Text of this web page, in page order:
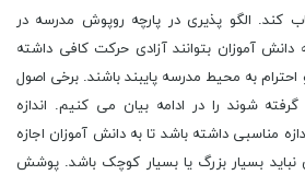
کند. الگو پذیری در پارچه روپوش مدرسه در
دانش آموزان بتوانند آزادی حرکت کافی داشته
به محیط مدرسه پایبند باشند. برخی اصول
شوند را در ادامه بیان می کنیم. اندازه
مناسبی داشته باشد تا به دانش آموزان اجازه
بسیار بزرگ یا بسیار کوچک باشد. پوشش